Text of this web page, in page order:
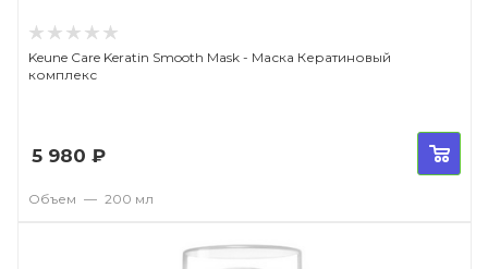
Keune Care Keratin Smooth Mask - Маска Кератиновый
комплекс
5 980 ₽
Объем — 200 мл